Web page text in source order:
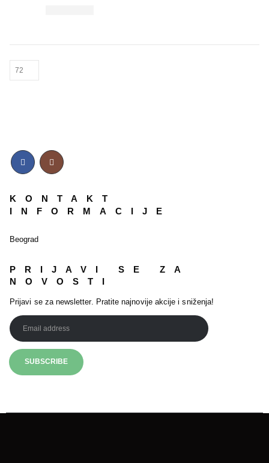
KONTAKT
INFORMACIJE
Beograd
PRIJAVI SE ZA
NOVOSTI
Prijavi se za newsletter. Pratite najnovije akcije i sniženja!